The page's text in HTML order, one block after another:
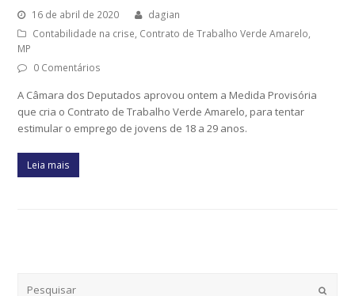
16 de abril de 2020
dagian
Contabilidade na crise, Contrato de Trabalho Verde Amarelo,
MP
0 Comentários
A Câmara dos Deputados aprovou ontem a Medida Provisória
que cria o Contrato de Trabalho Verde Amarelo, para tentar
estimular o emprego de jovens de 18 a 29 anos.
Leia mais
Submit